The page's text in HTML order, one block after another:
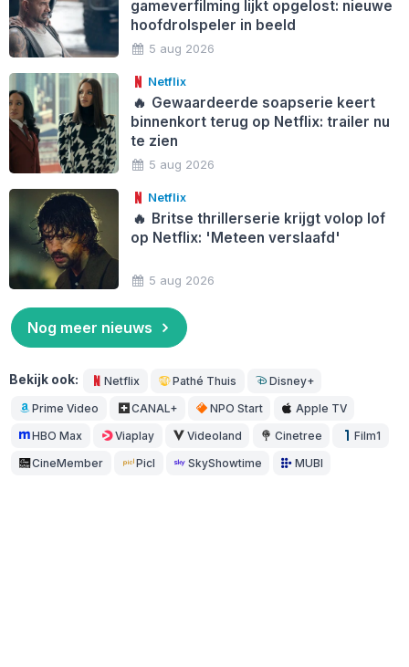
gameverfilming lijkt opgelost: nieuwe
hoofdrolspeler in beeld
5 aug 2026
Netflix
🔥 Gewaardeerde soapserie keert
binnenkort terug op Netflix: trailer nu
te zien
5 aug 2026
Netflix
🔥 Britse thrillerserie krijgt volop lof
op Netflix: 'Meteen verslaafd'
5 aug 2026
Nog meer nieuws
Bekijk ook: Netflix Pathé Thuis Disney+
Prime Video CANAL+ NPO Start Apple TV
HBO Max Viaplay Videoland Cinetree Film1
CineMember Picl SkyShowtime MUBI